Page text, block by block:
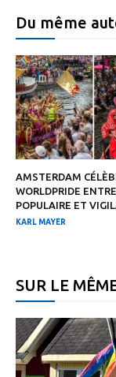
Du même
AMSTERDAM
WORLDPRIDE
POPULAIRE ET
KARL MAYER
SUR LE